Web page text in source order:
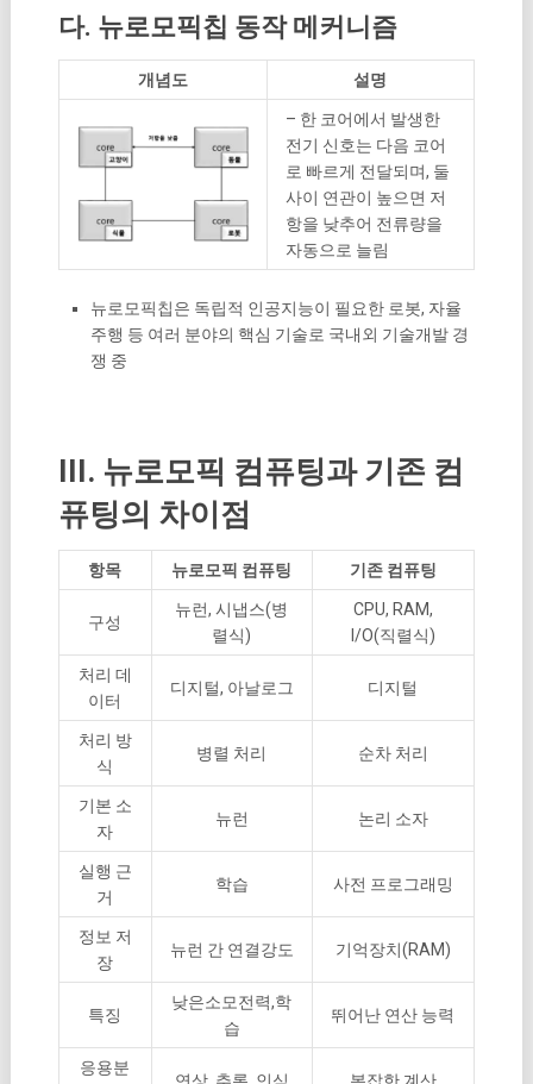
다. 뉴로모픽칩 동작 메커니즘
개념도 설명
– 한 코어에서 발생한
전기 신호는 다음 코어
로 빠르게 전달되며, 둘
사이 연관이 높으면 저
항을 낮추어 전류량을
자동으로 늘림
뉴로모픽칩은 독립적 인공지능이 필요한 로봇, 자율
주행 등 여러 분야의 핵심 기술로 국내외 기술개발 경
쟁 중
III. 뉴로모픽 컴퓨팅과 기존 컴
퓨팅의 차이점
항목 뉴로모픽 컴퓨팅 기존 컴퓨팅
구성
뉴런, 시냅스(병
렬식)
CPU, RAM,
I/O(직렬식)
처리 데
이터
디지털, 아날로그 디지털
처리 방
식
병렬 처리 순차 처리
기본 소
자
뉴런 논리 소자
실행 근
거
학습 사전 프로그래밍
정보 저
장
뉴런 간 연결강도 기억장치(RAM)
특징
낮은소모전력,학
습
뛰어난 연산 능력
응용분